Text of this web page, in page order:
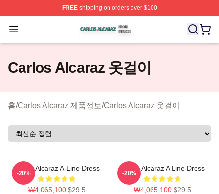
FREEshipping on orders over $100
Open menu
Carlos Alcaraz Shop ⚡️ Officially Licensed Carlos
Carlos Alcaraz 옷걸이
홈/Carlos Alcaraz 제품정보/Carlos Alcaraz 옷걸이
Carlos Alcaraz A-Line Dress
₩4,065,100 $29.5
-20%
Carlos Alcaraz A Line Dress
₩4,065,100 $29.5
-20%